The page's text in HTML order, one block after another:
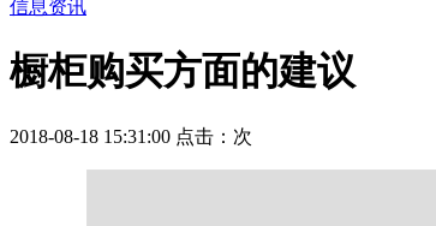
信息资讯
橱柜购买方面的建议
2018-08-18 15:31:00 点击： 次